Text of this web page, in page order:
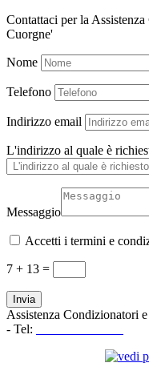
Contattaci per la
Cuorgne'
Nome
Telefono
Indirizzo email
L'indirizzo al quale è
Messaggio
Accetti i termini e
7 + 13 =
Invia
Assistenza Condizionatori
- Tel: